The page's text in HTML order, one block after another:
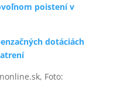
poistení v
dotáciách
Foto: